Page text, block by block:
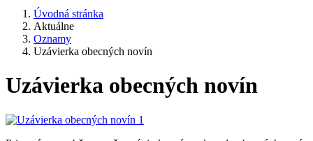
Úvodná stránka
Aktuálne
Oznamy
Uzávierka obecných novín
Uzávierka obecných novín